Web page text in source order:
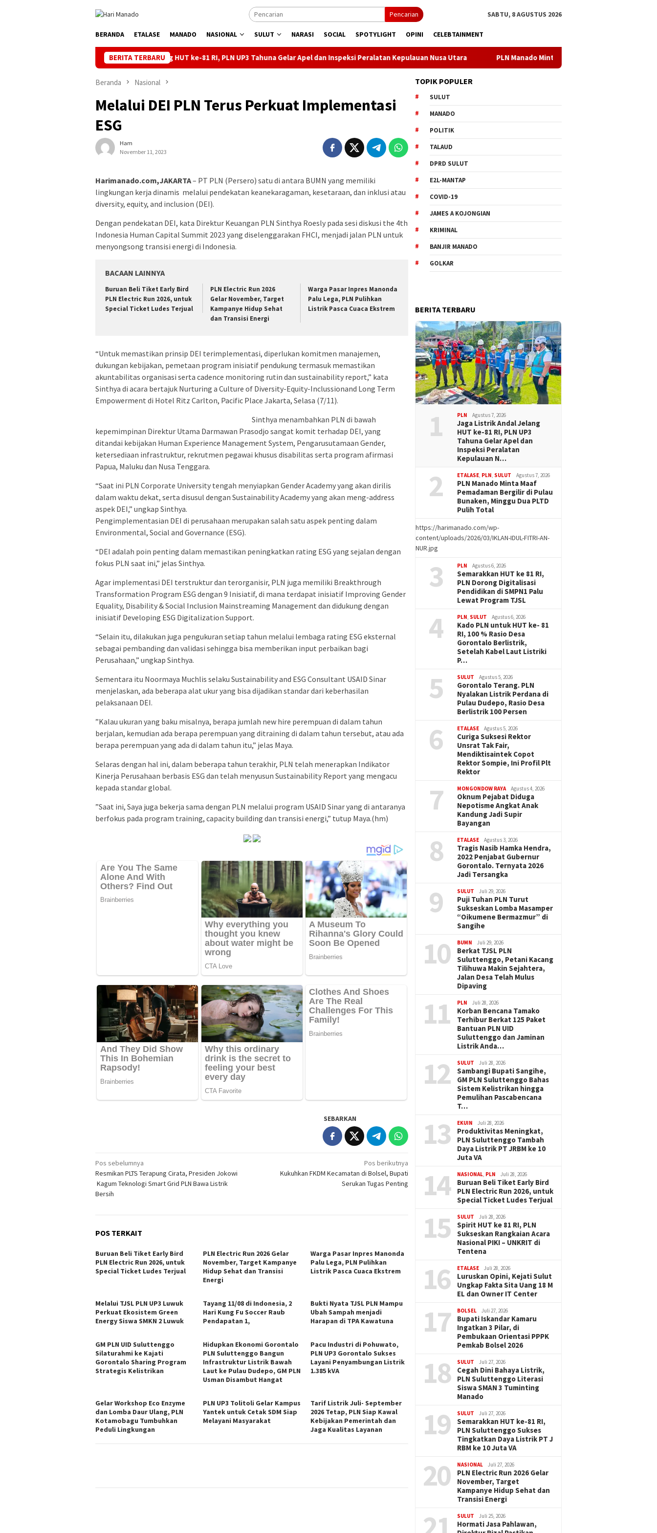
Pencarian SABTU, 8 AGUSTUS 2026
BERANDA ETALASE MANADO NASIONAL SULUT NARASI SOCIAL SPOTYLIGHT OPINI CELEBTAINMENT
BERITA TERBARU
Jaga Listrik Andal Jelang HUT ke-81 RI, PLN UP3 Tahuna Gelar Apel dan Inspeksi Peralatan Kepulauan Nusa Utara PLN Manado Minta Maaf Pemadaman Bergilir di Pulau
Beranda Nasional
Melalui DEI PLN Terus Perkuat Implementasi
ESG
Ham
November 11, 2023
Harimanado.com,JAKARTA– PT PLN (Persero) satu di antara BUMN yang memiliki
lingkungan kerja dinamis melalui pendekatan keanekaragaman, kesetaraan, dan inklusi atau
diversity, equity, and inclusion (DEI).
Dengan pendekatan DEI, kata Direktur Keuangan PLN Sinthya Roesly pada sesi diskusi the 4th
Indonesia Human Capital Summit 2023 yang diselenggarakan FHCI, menjadi jalan PLN untuk
menyongsong transisi energi di Indonesia.
BACAAN LAINNYA
Buruan Beli Tiket Early Bird
PLN Electric Run 2026, untuk
Special Ticket Ludes Terjual
PLN Electric Run 2026
Gelar November, Target
Kampanye Hidup Sehat
dan Transisi Energi
Warga Pasar Inpres Manonda
Palu Lega, PLN Pulihkan
Listrik Pasca Cuaca Ekstrem
“Untuk memastikan prinsip DEI terimplementasi, diperlukan komitmen manajemen,
dukungan kebijakan, pemetaan program inisiatif pendukung termasuk memastikan
akuntabilitas organisasi serta cadence monitoring rutin dan sustainability report,” kata
Sinthya di acara bertajuk Nurturing a Culture of Diversity-Equity-Inclussionand Long Term
Empowerment di Hotel Ritz Carlton, Pacific Place Jakarta, Selasa (7/11).
Sinthya menambahkan PLN di bawah
kepemimpinan Direktur Utama Darmawan Prasodjo sangat komit terhadap DEI, yang
ditandai kebijakan Human Experience Management System, Pengarusutamaan Gender,
ketersediaan infrastruktur, rekrutmen pegawai khusus disabilitas serta program afirmasi
Papua, Maluku dan Nusa Tenggara.
“Saat ini PLN Corporate University tengah menyiapkan Gender Academy yang akan dirilis
dalam waktu dekat, serta disusul dengan Sustainability Academy yang akan meng-address
aspek DEI,” ungkap Sinthya.
Pengimplementasian DEI di perusahaan merupakan salah satu aspek penting dalam
Environmental, Social and Governance (ESG).
“DEI adalah poin penting dalam memastikan peningkatkan rating ESG yang sejalan dengan
fokus PLN saat ini,” jelas Sinthya.
Agar implementasi DEI terstruktur dan terorganisir, PLN juga memiliki Breakthrough
Transformation Program ESG dengan 9 Inisiatif, di mana terdapat inisiatif Improving Gender
Equality, Disability & Social Inclusion Mainstreaming Management dan didukung dengan
inisiatif Developing ESG Digitalization Support.
“Selain itu, dilakukan juga pengukuran setiap tahun melalui lembaga rating ESG eksternal
sebagai pembanding dan validasi sehingga bisa memberikan input perbaikan bagi
Perusahaan,” ungkap Sinthya.
Sementara itu Noormaya Muchlis selaku Sustainability and ESG Consultant USAID Sinar
menjelaskan, ada beberapa alat ukur yang bisa dijadikan standar dari keberhasilan
pelaksanaan DEI.
”Kalau ukuran yang baku misalnya, berapa jumlah new hire perempuan di dalam tahun
berjalan, kemudian ada berapa perempuan yang ditraining di dalam tahun tersebut, atau ada
berapa perempuan yang ada di dalam tahun itu,” jelas Maya.
Selaras dengan hal ini, dalam beberapa tahun terakhir, PLN telah menerapkan Indikator
Kinerja Perusahaan berbasis ESG dan telah menyusun Sustainability Report yang mengacu
kepada standar global.
”Saat ini, Saya juga bekerja sama dengan PLN melalui program USAID Sinar yang di antaranya
berfokus pada program training, capacity building dan transisi energi,” tutup Maya.(hm)
SEBARKAN
Navigasi
pos
Pos sebelumnya
Resmikan PLTS Terapung Cirata, Presiden Jokowi
Kagum Teknologi Smart Grid PLN Bawa Listrik
Bersih
Pos berikutnya
Kukuhkan FKDM Kecamatan di Bolsel, Bupati
Serukan Tugas Penting
POS TERKAIT
Buruan Beli Tiket Early Bird
PLN Electric Run 2026, untuk
Special Ticket Ludes Terjual
PLN Electric Run 2026 Gelar
November, Target Kampanye
Hidup Sehat dan Transisi
Energi
Warga Pasar Inpres Manonda
Palu Lega, PLN Pulihkan
Listrik Pasca Cuaca Ekstrem
Melalui TJSL PLN UP3 Luwuk
Perkuat Ekosistem Green
Energy Siswa SMKN 2 Luwuk
Tayang 11/08 di Indonesia, 2
Hari Kung Fu Soccer Raub
Pendapatan 1,
Bukti Nyata TJSL PLN Mampu
Ubah Sampah menjadi
Harapan di TPA Kawatuna
GM PLN UID Suluttenggo
Silaturahmi ke Kajati
Gorontalo Sharing Program
Strategis Kelistrikan
Hidupkan Ekonomi Gorontalo
PLN Suluttenggo Bangun
Infrastruktur Listrik Bawah
Laut ke Pulau Dudepo, GM PLN
Usman Disambut Hangat
Pacu Industri di Pohuwato,
PLN UP3 Gorontalo Sukses
Layani Penyambungan Listrik
1.385 kVA
Gelar Workshop Eco Enzyme
dan Lomba Daur Ulang, PLN
Kotamobagu Tumbuhkan
Peduli Lingkungan
PLN UP3 Tolitoli Gelar Kampus
Yantek untuk Cetak SDM Siap
Melayani Masyarakat
Tarif Listrik Juli- September
2026 Tetap, PLN Siap Kawal
Kebijakan Pemerintah dan
Jaga Kualitas Layanan
TOPIK POPULER
SULUT
MANADO
POLITIK
TALAUD
DPRD SULUT
E2L-MANTAP
COVID-19
JAMES A KOJONGIAN
KRIMINAL
BANJIR MANADO
GOLKAR
BERITA TERBARU
1 PLN Agustus 7, 2026
Jaga Listrik Andal Jelang
HUT ke-81 RI, PLN UP3
Tahuna Gelar Apel dan
Inspeksi Peralatan
Kepulauan N…
2 ETALASE PLN SULUT Agustus 7, 2026
PLN Manado Minta Maaf
Pemadaman Bergilir di Pulau
Bunaken, Minggu Dua PLTD
Pulih Total
https://harimanado.com/wp-
content/uploads/2026/03/IKLAN-IDUL-FITRI-AN-
NUR.jpg
3 PLN Agustus 6, 2026
Semarakkan HUT ke 81 RI,
PLN Dorong Digitalisasi
Pendidikan di SMPN1 Palu
Lewat Program TJSL
4 PLN SULUT Agustus 6, 2026
Kado PLN untuk HUT ke- 81
RI, 100 % Rasio Desa
Gorontalo Berlistrik,
Setelah Kabel Laut Listriki
P…
5 SULUT Agustus 5, 2026
Gorontalo Terang. PLN
Nyalakan Listrik Perdana di
Pulau Dudepo, Rasio Desa
Berlistrik 100 Persen
6 ETALASE Agustus 5, 2026
Curiga Suksesi Rektor
Unsrat Tak Fair,
Mendiktisaintek Copot
Rektor Sompie, Ini Profil Plt
Rektor
7 MONGONDOW RAYA Agustus 4, 2026
Oknum Pejabat Diduga
Nepotisme Angkat Anak
Kandung Jadi Supir
Bayangan
8 ETALASE Agustus 3, 2026
Tragis Nasib Hamka Hendra,
2022 Penjabat Gubernur
Gorontalo. Ternyata 2026
Jadi Tersangka
9 SULUT Juli 29, 2026
Puji Tuhan PLN Turut
Sukseskan Lomba Masamper
“Oikumene Bermazmur” di
Sangihe
10 BUMN Juli 29, 2026
Berkat TJSL PLN
Suluttenggo, Petani Kacang
Tilihuwa Makin Sejahtera,
Jalan Desa Telah Mulus
Dipaving
11 PLN Juli 28, 2026
Korban Bencana Tamako
Terhibur Berkat 125 Paket
Bantuan PLN UID
Suluttenggo dan Jaminan
Listrik Anda…
12 SULUT Juli 28, 2026
Sambangi Bupati Sangihe,
GM PLN Suluttenggo Bahas
Sistem Kelistrikan hingga
Pemulihan Pascabencana
T…
13 EKUIN Juli 28, 2026
Produktivitas Meningkat,
PLN Suluttenggo Tambah
Daya Listrik PT JRBM ke 10
Juta VA
14 NASIONAL PLN Juli 28, 2026
Buruan Beli Tiket Early Bird
PLN Electric Run 2026, untuk
Special Ticket Ludes Terjual
15 SULUT Juli 28, 2026
Spirit HUT ke 81 RI, PLN
Sukseskan Rangkaian Acara
Nasional PIKI – UNKRIT di
Tentena
16 ETALASE Juli 28, 2026
Luruskan Opini, Kejati Sulut
Ungkap Fakta Sita Uang 18 M
EL dan Owner IT Center
17 BOLSEL Juli 27, 2026
Bupati Iskandar Kamaru
Ingatkan 3 Pilar, di
Pembukaan Orientasi PPPK
Pemkab Bolsel 2026
18 SULUT Juli 27, 2026
Cegah Dini Bahaya Listrik,
PLN Suluttenggo Literasi
Siswa SMAN 3 Tuminting
Manado
19 SULUT Juli 27, 2026
Semarakkan HUT ke-81 RI,
PLN Suluttenggo Sukses
Tingkatkan Daya Listrik PT J
RBM ke 10 Juta VA
20 NASIONAL Juli 27, 2026
PLN Electric Run 2026 Gelar
November, Target
Kampanye Hidup Sehat dan
Transisi Energi
SULUT Juli 25, 2026
Hormati Jasa Pahlawan,